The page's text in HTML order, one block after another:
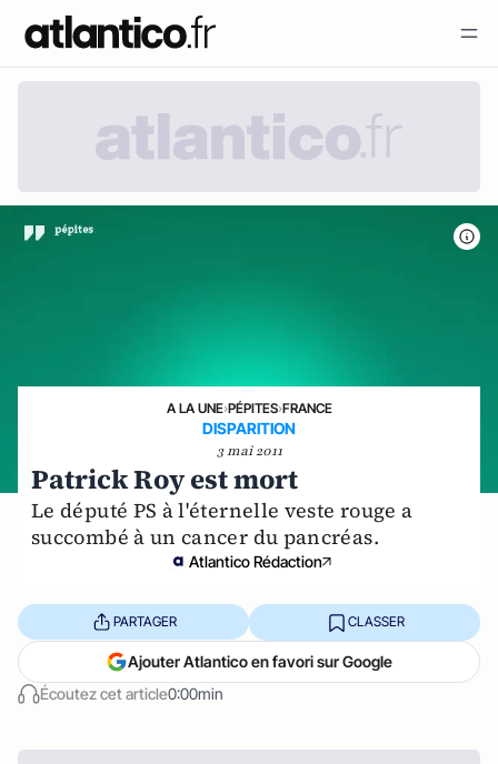
A LA UNE›PÉPITES›FRANCE
DISPARITION
3 mai 2011
Patrick Roy est mort
Le député PS à l'éternelle veste rouge a
succombé à un cancer du pancréas.
Atlantico Rédaction
Écoutez cet article0:00min
PARTAGER CLASSER
Ajouter Atlantico en favori sur Google